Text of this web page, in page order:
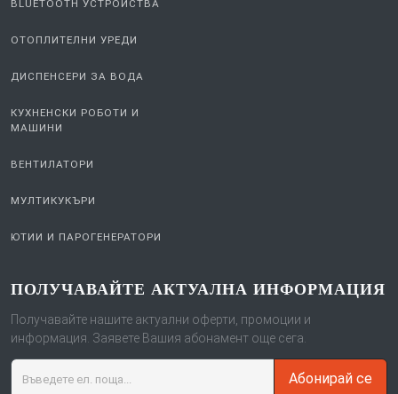
BLUETOOTH УСТРОЙСТВА
ОТОПЛИТЕЛНИ УРЕДИ
ДИСПЕНСЕРИ ЗА ВОДА
КУХНЕНСКИ РОБОТИ И
МАШИНИ
ВЕНТИЛАТОРИ
МУЛТИКУКЪРИ
ЮТИИ И ПАРОГЕНЕРАТОРИ
ПОЛУЧАВАЙТЕ АКТУАЛНА ИНФОРМАЦИЯ
Получавайте нашите актуални оферти, промоции и
информация. Заявете Вашия абонамент още сега.
Абонирай се